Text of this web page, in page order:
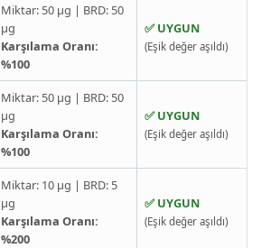
Miktar: 50 µg | BRD: 50
µg
Karşılama Oranı:
%100
✅ UYGUN
(Eşik değer aşıldı)
Miktar: 50 µg | BRD: 50
µg
Karşılama Oranı:
%100
✅ UYGUN
(Eşik değer aşıldı)
Miktar: 10 µg | BRD: 5
µg
Karşılama Oranı:
%200
✅ UYGUN
(Eşik değer aşıldı)